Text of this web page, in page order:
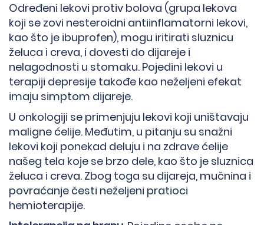
Određeni lekovi protiv bolova (grupa lekova
koji se zovi nesteroidni antiinflamatorni lekovi,
kao što je ibuprofen), mogu iritirati sluznicu
želuca i creva, i dovesti do dijareje i
nelagodnosti u stomaku. Pojedini lekovi u
terapiji depresije takođe kao neželjeni efekat
imaju simptom dijareje.
U onkologiji se primenjuju lekovi koji uništavaju
maligne ćelije. Međutim, u pitanju su snažni
lekovi koji ponekad deluju i na zdrave ćelije
našeg tela koje se brzo dele, kao što je sluznica
želuca i creva. Zbog toga su dijareja, mučnina i
povraćanje česti neželjeni pratioci
hemioterapije.